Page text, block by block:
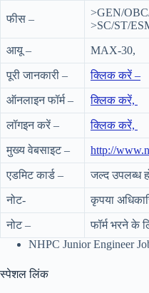
फीस –
>GEN/
>SC/ST/
आयू – MAX-30,
पूरी जानकारी – क्लिक करें –
ऑनलाइन फॉर्म – क्लिक करें,
लॉगइन करें – क्लिक करें,
मुख्य वेबसाइट – http://
एडमिट कार्ड – जल्द उपलब्ध
नोट- कृपया
नोट –
फॉर्म भरने के
NHPC Junior Engineer
स्पेशल लिंक